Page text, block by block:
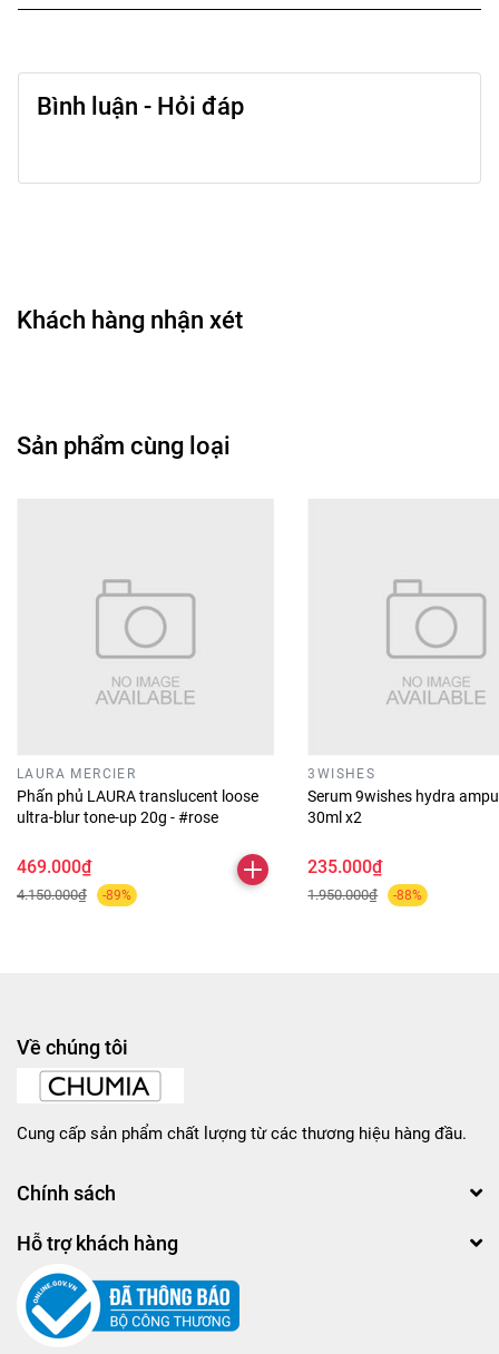
Bình luận - Hỏi đáp
Khách hàng nhận xét
Sản phẩm cùng loại
LAURA MERCIER
Phấn phủ LAURA translucent loose
ultra-blur tone-up 20g - #rose
469.000₫
4.150.000₫ -89%
3WISHES
Serum 9wishes hydra
30ml x2
235.000₫
1.950.000₫ -88%
Về chúng tôi
Cung cấp sản phẩm chất lượng từ các thương hiệu hàng đầu.
Chính sách
Hỗ trợ khách hàng